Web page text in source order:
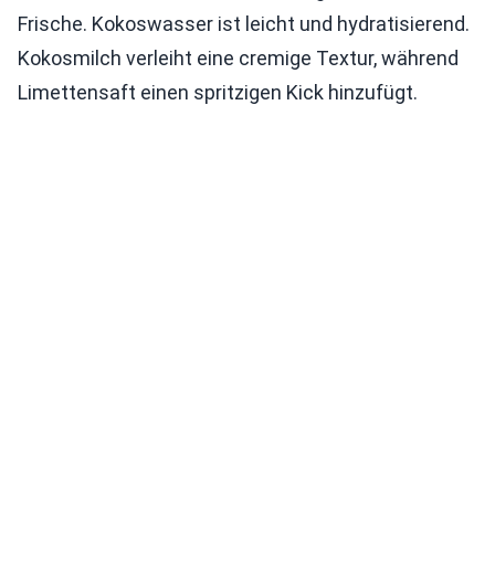
Frische. Kokoswasser ist leicht und hydratisierend.
Kokosmilch verleiht eine cremige Textur, während
Limettensaft einen spritzigen Kick hinzufügt.